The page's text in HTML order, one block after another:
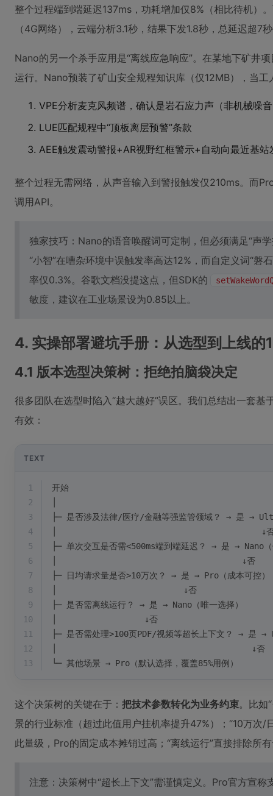
整个过程端到端延迟137ms，功耗增加仅8%（相比待机）
（4G网络），云端分析3.1秒，结果下发1.8秒，总延迟超
Nano的另一个杀手应用是“离线应急响应”。在某地下矿井
运行。Nano预装了矿山安全规程知识库（仅12MB），当工
VPE分析麦克风频谱，确认是岩石应力声（非机械噪
LUE匹配规程中“顶板离层预警”条款
AEE触发震动警报+AR视野红框警示+自动向最近基站
整个过程无需网络，从声音输入到警报触发仅210ms。而
调用API。
独家技巧：Nano的语音唤醒词可定制，但必须满足“声
“小智”在嘈杂环境中误触发率高达12%，而自定义词“磐
率仅0.3%。谷歌文档没提这点，但SDK的
敏度，建议在工业场景设为0.85以上。
4. 实操部署避坑手册：从选型到上线的
4.1 版本选型决策树：拒绝拍脑袋决定
很多团队在选型时陷入“越大越好”误区。我们总结出一套基
有效：
TEXT
1
开始
2
3
├─ 是否涉及法律/医疗/金融等强监管领域？ → 是 →
4
│                                          ↓
5
├─ 单次交互是否需<500ms端到端延迟？ → 是 → Nano
6
│                                      ↓否
7
├─ 日均请求量是否>10万次？ → 是 → Pro（成本可控
8
│                          ↓否
9
├─ 是否需离线运行？ → 是 → Nano（唯一选择）
10
│                  ↓否
11
├─ 是否需处理>100页PDF/视频等超长上下文？ → 是
12
│                                        ↓否
13
└─ 其他场景 → Pro（默认选择，覆盖85%用例）
这个决策树的关键在于： 把技术参数转化为业务约束。比如
景的行业标准（超过此值用户挂机率提升47%）；“10万
此量级，Pro的固定成本摊销过高；“离线运行”直接排除所
注意：决策树中“超长上下文”需谨慎定义。Pro官方宣